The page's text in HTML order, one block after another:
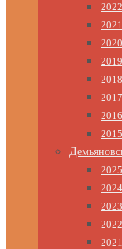
2021